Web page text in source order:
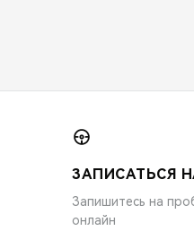
ЗАПИСАТЬСЯ
Запишитесь на
онлайн